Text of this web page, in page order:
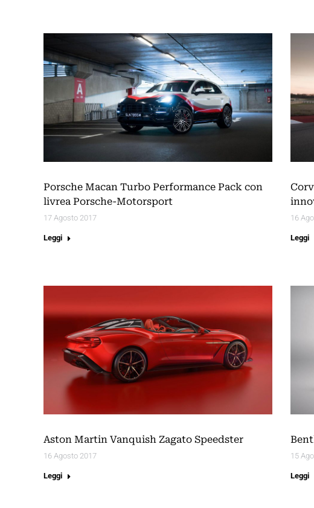
Porsche Macan Turbo Performance Pack con
livrea Porsche-Motorsport
17 Agosto 2017
Leggi
16
Leggi
Aston Martin Vanquish Zagato Speedster
16 Agosto 2017
Leggi
15
Leggi